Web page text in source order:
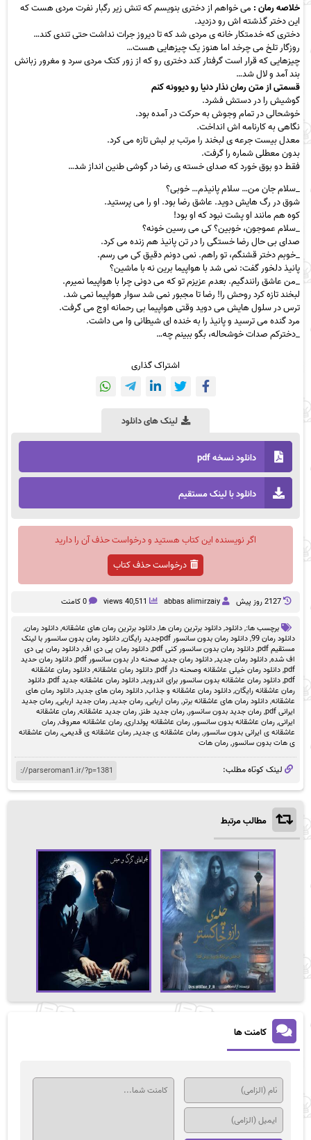
خلاصه رمان : می خواهم از دختری بنویسم که تنش زیر رگبار نفرت مردی هست که
این دختر گذشته اش رو دزدید.
دختری که خدمتکار خانه ی مردی شد که تا دیروز جرات نداشت حتی تندی کند…
روزگار تلخ می چرخد اما هنوز یک چیزهایی هست…
چیزهایی که قرار است گرفتار کند دختری رو که از زور کتک مردی سرد و مغرور زبانش
بند آمد و لال شد…
قسمتی از متن رمان نذار دنیا رو دیوونه کنم
گوشیش را در دستش فشرد.
خوشحالی در تمام وجوش به حرکت در آمده بود.
نگاهی به کارنامه اش انداخت.
معدل بیست جرعه ی لبخند را مرتب بر لبش تازه می کرد.
بدون معطلی شماره را گرفت.
فقط دو بوق خورد که صدایخستهی رضا در گوشی طنین انداز شد…
_سلام جان من… سلام پانیذم… خوبی؟
شوق در رگ هایش دوید. عاشقرضا بود. او را می پرستید.
کوه هم مانند او پشت نبود که او بود!
_سلام عموجون، خوبین؟ کی می رسین خونه؟
صدای بی حال رضا خستگی را در تن پانیذ هم زنده می کرد.
_خوبم دختر قشنگم، تو راهم. نمی دونم دقیق کی می رسم.
پانیذ دلخور گفت: نمی شد با هواپیما برین نه با ماشین؟
_من عاشق رانندگیم. بعدم عزیزم تو که می دونی چرا با هواپیما نمیرم.
لبخند تازه کرد روحش را! رضا تا مجبور نمی شد سوار هواپیما نمی شد.
ترس در سلول هایش می دوید وقتی هواپیما بی رحمانه اوج می گرفت.
مرد گنده می ترسید و پانیذ را به خنده ای شیطانی وا می داشت.
_دخترکم صدات خوشحاله، بگو ببینم چه…
اشتراک گذاری
لینک های دانلود
دانلود نسخه pdf
دانلود با لینک مستقیم
اگر نویسنده این کتاب هستید و درخواست حذف آن را دارید
درخواست حذف کتاب
2127 روز پيش abbas alimirzaiy
40,511 views 0 کامنت
برچسب ها:,دانلود,دانلود برترین رمان ها,دانلود برترین رمان های عاشقانه,دانلود رمان,
دانلود رمان 99
,دانلود رمان بدون سانسور pdfجدید رایگان ,دانلود رمان بدون سانسور با لینک
مستقیم pdf
,دانلود رمان بدون سانسور کنی pdf ,دانلود رمان پی دی اف,دانلود رمان پی دی
اف شده,دانلود رمان جدید,دانلود رمان جدید صحنه دار بدون سانسور pdf ,دانلود رمان حدید
pdf
,دانلود رمان خیلی عاشقانه وصحنه دار pdf ,دانلود رمان عاشقانه,دانلود رمان عاشقانه
pdf
,دانلود رمان عاشقانه بدون سانسور برای اندروید,دانلود رمان عاشقانه جدید pdf ,دانلود
رمان عاشقانه رایگان,دانلود رمان عاشقانه و جذاب,دانلود رمان های جدید,دانلود رمان های
عاشقانه,دانلود رمان های عاشقانه برتر,رمان اربابی,رمان جدید,رمان جدید اربابی,رمان جدید
ایرانی pdf
,رمان جدید بدون سانسور,رمان جدید طنز,رمان جدید عاشقانه,رمان عاشقانه
ایرانی,رمان عاشقانه بدون سانسور,رمان عاشقانه پولداری,رمان عاشقانه معروف,رمان
عاشقانه ی ایرانی بدون سانسور,رمان عاشقانه ی جدید,رمان عاشقانه ی قدیمی,رمان عاشقانه
ی هات بدون سانسور,رمان هات
لینک کوتاه مطلب:
مطالب مرتبط
کامنت ها